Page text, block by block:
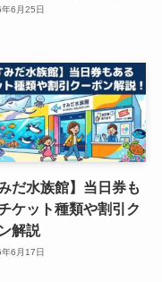
6月25日
みだ水族館】当日券も
ケット種類や割引ク
解説
6月17日